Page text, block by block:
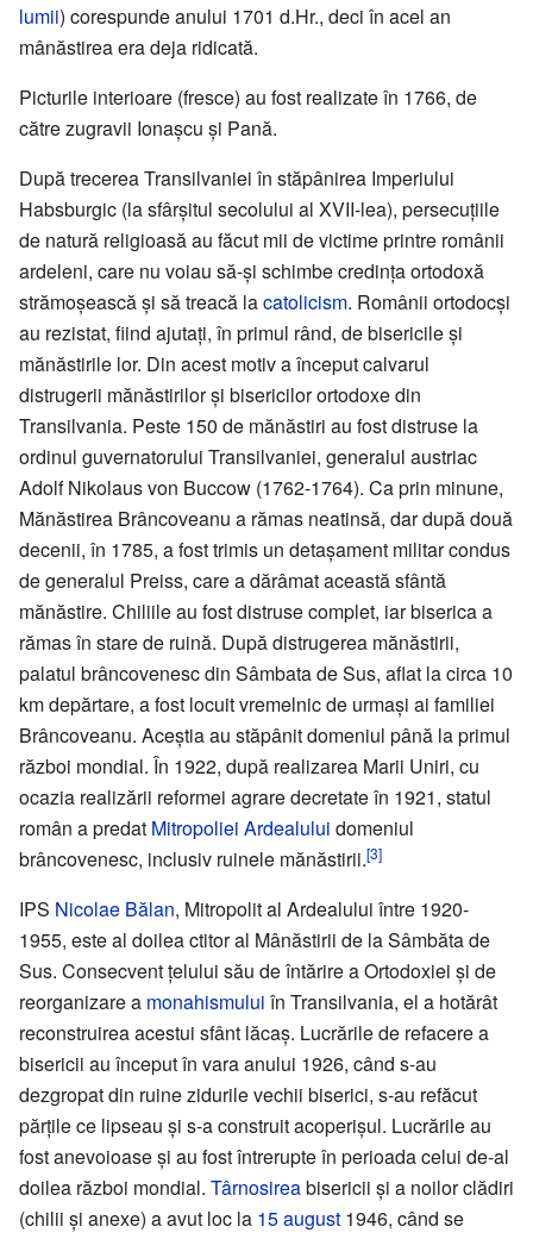
lumii) corespunde anului 1701 d.Hr., deci în acel an
mânăstirea era deja ridicată.
Picturile interioare (fresce) au fost realizate în 1766, de
către zugravii Ionașcu și Pană.
După trecerea Transilvaniei în stăpânirea Imperiului
Habsburgic (la sfârșitul secolului al XVII-lea), persecuțiile
de natură religioasă au făcut mii de victime printre românii
ardeleni, care nu voiau să-și schimbe credința ortodoxă
strămoșească și să treacă lacatolicism. Românii ortodocși
au rezistat, fiind ajutați, în primul rând, de bisericile și
mănăstirile lor. Din acest motiv a început calvarul
distrugerii mănăstirilor și bisericilor ortodoxe din
Transilvania. Peste 150 de mănăstiri au fost distruse la
ordinul guvernatorului Transilvaniei, generalul austriac
Adolf Nikolaus von Buccow (1762-1764). Ca prin minune,
Mănăstirea Brâncoveanu a rămas neatinsă, dar după două
decenii, în 1785, a fost trimis un detașament militar condus
de generalul Preiss, care a dărâmat această sfântă
mănăstire. Chiliile au fost distruse complet, iar biserica a
rămas în stare de ruină. După distrugerea mănăstirii,
palatul brâncovenesc din Sâmbata de Sus, aflat la circa 10
km depărtare, a fost locuit vremelnic de urmași ai familiei
Brâncoveanu. Aceștia au stăpânit domeniul până la primul
război mondial. În 1922, după realizarea Marii Uniri, cu
ocazia realizării reformei agrare decretate în 1921, statul
român a predat Mitropoliei Ardealului domeniul
brâncovenesc, inclusiv ruinele mănăstirii.[3]
IPS Nicolae Bălan, Mitropolit al Ardealului între 1920-
1955, este al doilea ctitor al Mânăstirii de la Sâmbăta de
Sus. Consecvent țelului său de întărire a Ortodoxiei și de
reorganizare a monahismului în Transilvania, el a hotărât
reconstruirea acestui sfânt lăcaș. Lucrările de refacere a
bisericii au început în vara anului 1926, când s-au
dezgropat din ruine zidurile vechii biserici, s-au refăcut
părțile ce lipseau și s-a construit acoperișul. Lucrările au
fost anevoioase și au fost întrerupte în perioada celui de-al
doilea război mondial. Târnosireabisericii și a noilor clădiri
(chilii și anexe) a avut loc la 15 august 1946, când se